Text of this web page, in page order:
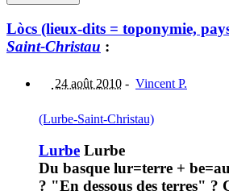
Lòcs (lieux-dits = toponymie,
Saint-Christau :
24 août 2010 - Vincent P.
(Lurbe-Saint-Christau)
Lurbe Lurbe
Du basque lur=terre +
? "En dessous des terres" ?